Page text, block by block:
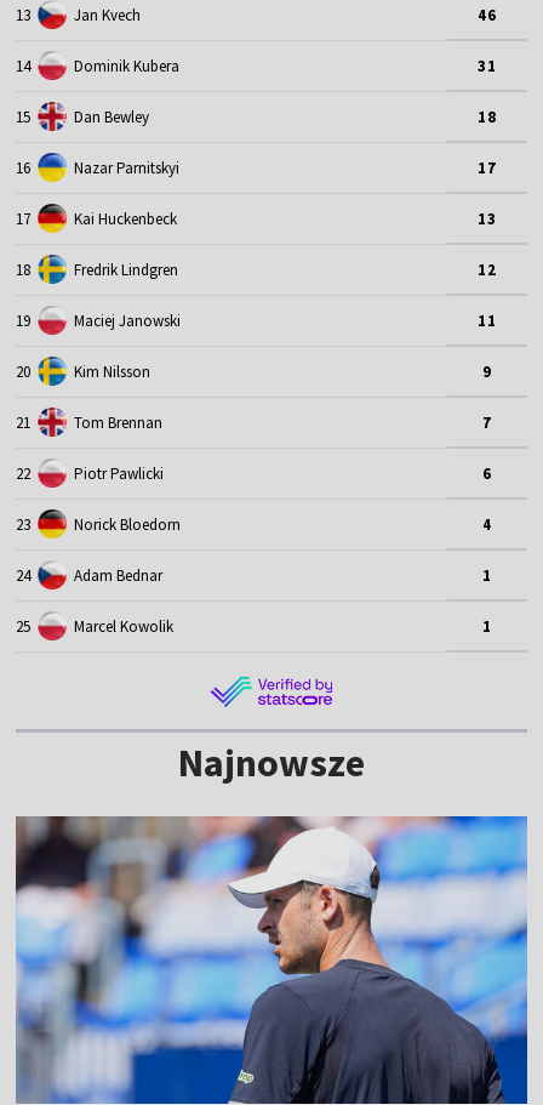
13 Jan Kvech 46
14 Dominik Kubera 31
15 Dan Bewley 18
16 Nazar Parnitskyi 17
17 Kai Huckenbeck 13
18 Fredrik Lindgren 12
19 Maciej Janowski 11
20 Kim Nilsson 9
21 Tom Brennan 7
22 Piotr Pawlicki 6
23 Norick Bloedorn 4
24 Adam Bednar 1
25 Marcel Kowolik 1
Najnowsze